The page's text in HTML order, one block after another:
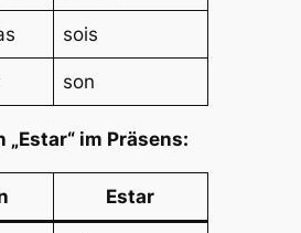
sois
son
im Präsens:
Estar